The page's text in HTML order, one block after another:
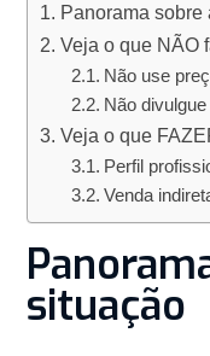
Panorama sobre
Veja o que NÃO
Não use
Não
Veja o que
Perfil
Venda
situação